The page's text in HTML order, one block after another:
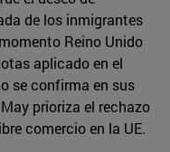
de los inmigrantes
Reino Unido
aplicado en el
se confirma en sus
prioriza el rechazo
comercio en la UE.